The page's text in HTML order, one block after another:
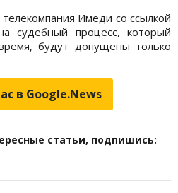
Имеди со ссылкой
судебный процесс, который
будут допущены только
в Google.News
статьи, подпишись: